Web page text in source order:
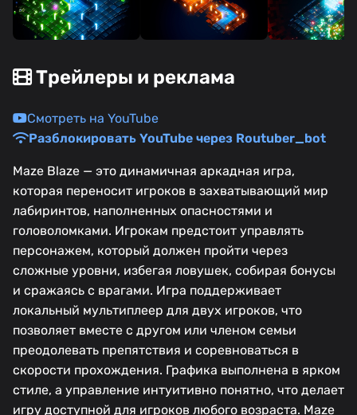
Трейлеры и реклама
Смотреть на YouTube
Разблокировать YouTube через Routuber_bot
Maze Blaze — это динамичная аркадная игра,
которая переносит игроков в захватывающий мир
лабиринтов, наполненных опасностями и
головоломками. Игрокам предстоит управлять
персонажем, который должен пройти через
сложные уровни, избегая ловушек, собирая бонусы
и сражаясь с врагами. Игра поддерживает
локальный мультиплеер для двух игроков, что
позволяет вместе с другом или членом семьи
преодолевать препятствия и соревноваться в
скорости прохождения. Графика выполнена в ярком
стиле, а управление интуитивно понятно, что делает
игру доступной для игроков любого возраста. Maze